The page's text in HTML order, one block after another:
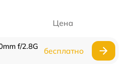
Цена
f/2.8G
бесплатно